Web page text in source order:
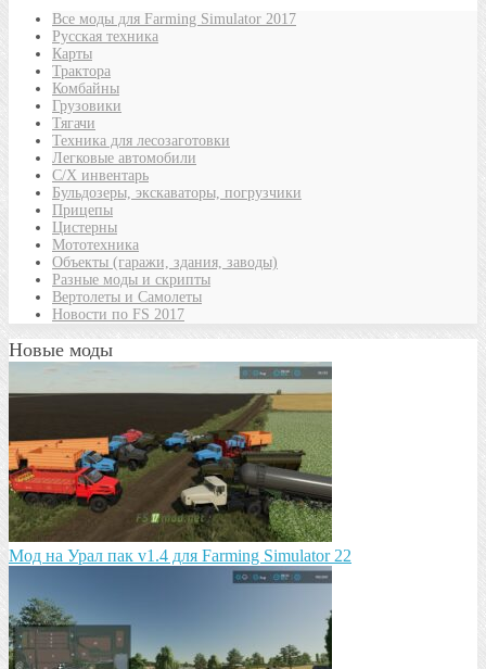
Все моды для Farming Simulator 2017
Русская техника
Карты
Трактора
Комбайны
Грузовики
Тягачи
Техника для лесозаготовки
Легковые автомобили
С/Х инвентарь
Бульдозеры, экскаваторы, погрузчики
Прицепы
Цистерны
Мототехника
Объекты (гаражи, здания, заводы)
Разные моды и скрипты
Вертолеты и Самолеты
Новости по FS 2017
Новые моды
Мод на Урал пак v1.4 для Farming Simulator 22